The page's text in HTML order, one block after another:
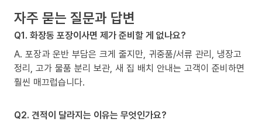
자주 묻는 질문과 답변
Q1. 화장동 포장이사면 제가 준비할 게 없나요?
A. 포장과 운반 부담은 크게 줄지만, 귀중품/서류 관리, 냉장고
정리, 고가 물품 분리 보관, 새 집 배치 안내는 고객이 준비하면
훨씬 매끄럽습니다.
Q2. 견적이 달라지는 이유는 무엇인가요?